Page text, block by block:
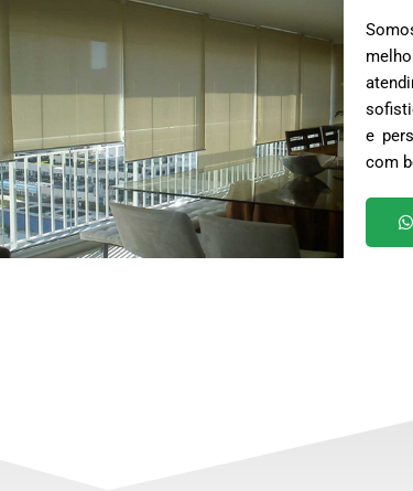
e
com